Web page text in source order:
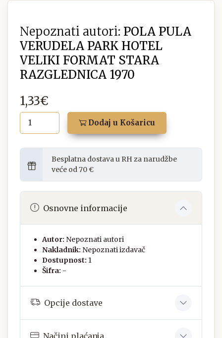
Nepoznati autori: POLA PULA
VERUDELA PARK HOTEL
VELIKI FORMAT STARA
RAZGLEDNICA 1970
1,33€
Dodaj u Košaricu
Besplatna dostava u RH za narudžbe
veće od 70 €
Osnovne informacije
Autor: Nepoznati autori
Nakladnik: Nepoznati izdavač
Dostupnost: 1
Šifra: -
Opcije dostave
Načini plaćanja